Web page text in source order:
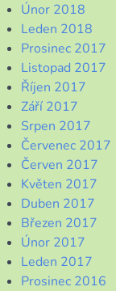
Únor 2018
Leden 2018
Prosinec 2017
Listopad 2017
Říjen 2017
Září 2017
Srpen 2017
Červenec 2017
Červen 2017
Květen 2017
Duben 2017
Březen 2017
Únor 2017
Leden 2017
Prosinec 2016